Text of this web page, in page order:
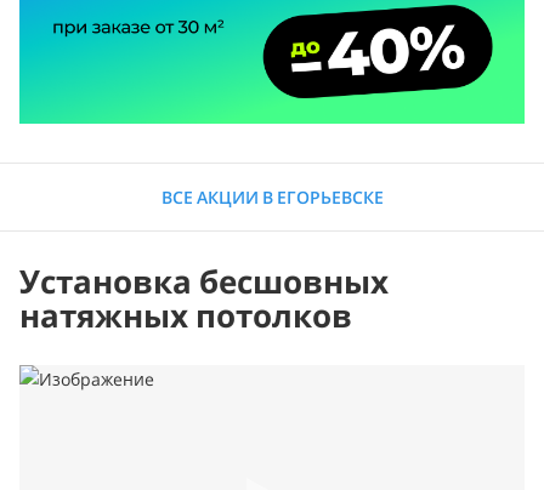
ВСЕ АКЦИИ В ЕГОРЬЕВСКЕ
Установка бесшовных
натяжных потолков